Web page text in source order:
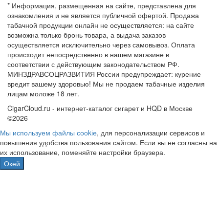
* Информация, размещенная на сайте, представлена для
ознакомления и не является публичной офертой. Продажа
табачной продукции онлайн не осуществляется: на сайте
возможна только бронь товара, а выдача заказов
осуществляется исключительно через самовывоз. Оплата
происходит непосредственно в нашем магазине в
соответствии с действующим законодательством РФ.
МИНЗДРАВСОЦРАЗВИТИЯ России предупреждает: курение
вредит вашему здоровью! Мы не продаем табачные изделия
лицам моложе 18 лет.
CigarCloud.ru - интернет-каталог сигарет и HQD в Москве
©2026
Мы используем файлы сооkіе, для персонализации сервисов и
повышения удобства пользования сайтом. Если вы не согласны на
их использование, поменяйте настройки браузера.
Окей